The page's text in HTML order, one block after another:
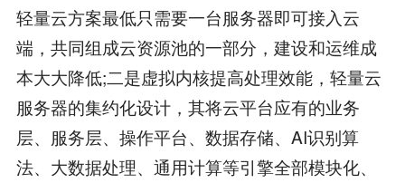
轻量云方案最低只需要一台服务器即可接入云
端，共同组成云资源池的一部分，建设和运维成
本大大降低;二是虚拟内核提高处理效能，轻量云
服务器的集约化设计，其将云平台应有的业务
层、服务层、操作平台、数据存储、AI识别算
法、大数据处理、通用计算等引擎全部模块化、